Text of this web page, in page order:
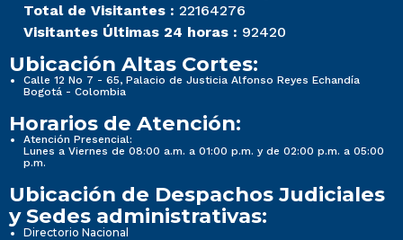
Total de Visitantes : 22164276
Visitantes Últimas 24 horas : 92420
Ubicación Altas Cortes:
Calle 12 No 7 - 65, Palacio de Justicia Alfonso Reyes Echandía
Bogotá - Colombia
Horarios de Atención:
Atención Presencial:
Lunes a Viernes de 08:00 a.m. a 01:00 p.m. y de 02:00 p.m. a 05:00
p.m.
Ubicación de Despachos Judiciales
y Sedes administrativas:
Directorio Nacional